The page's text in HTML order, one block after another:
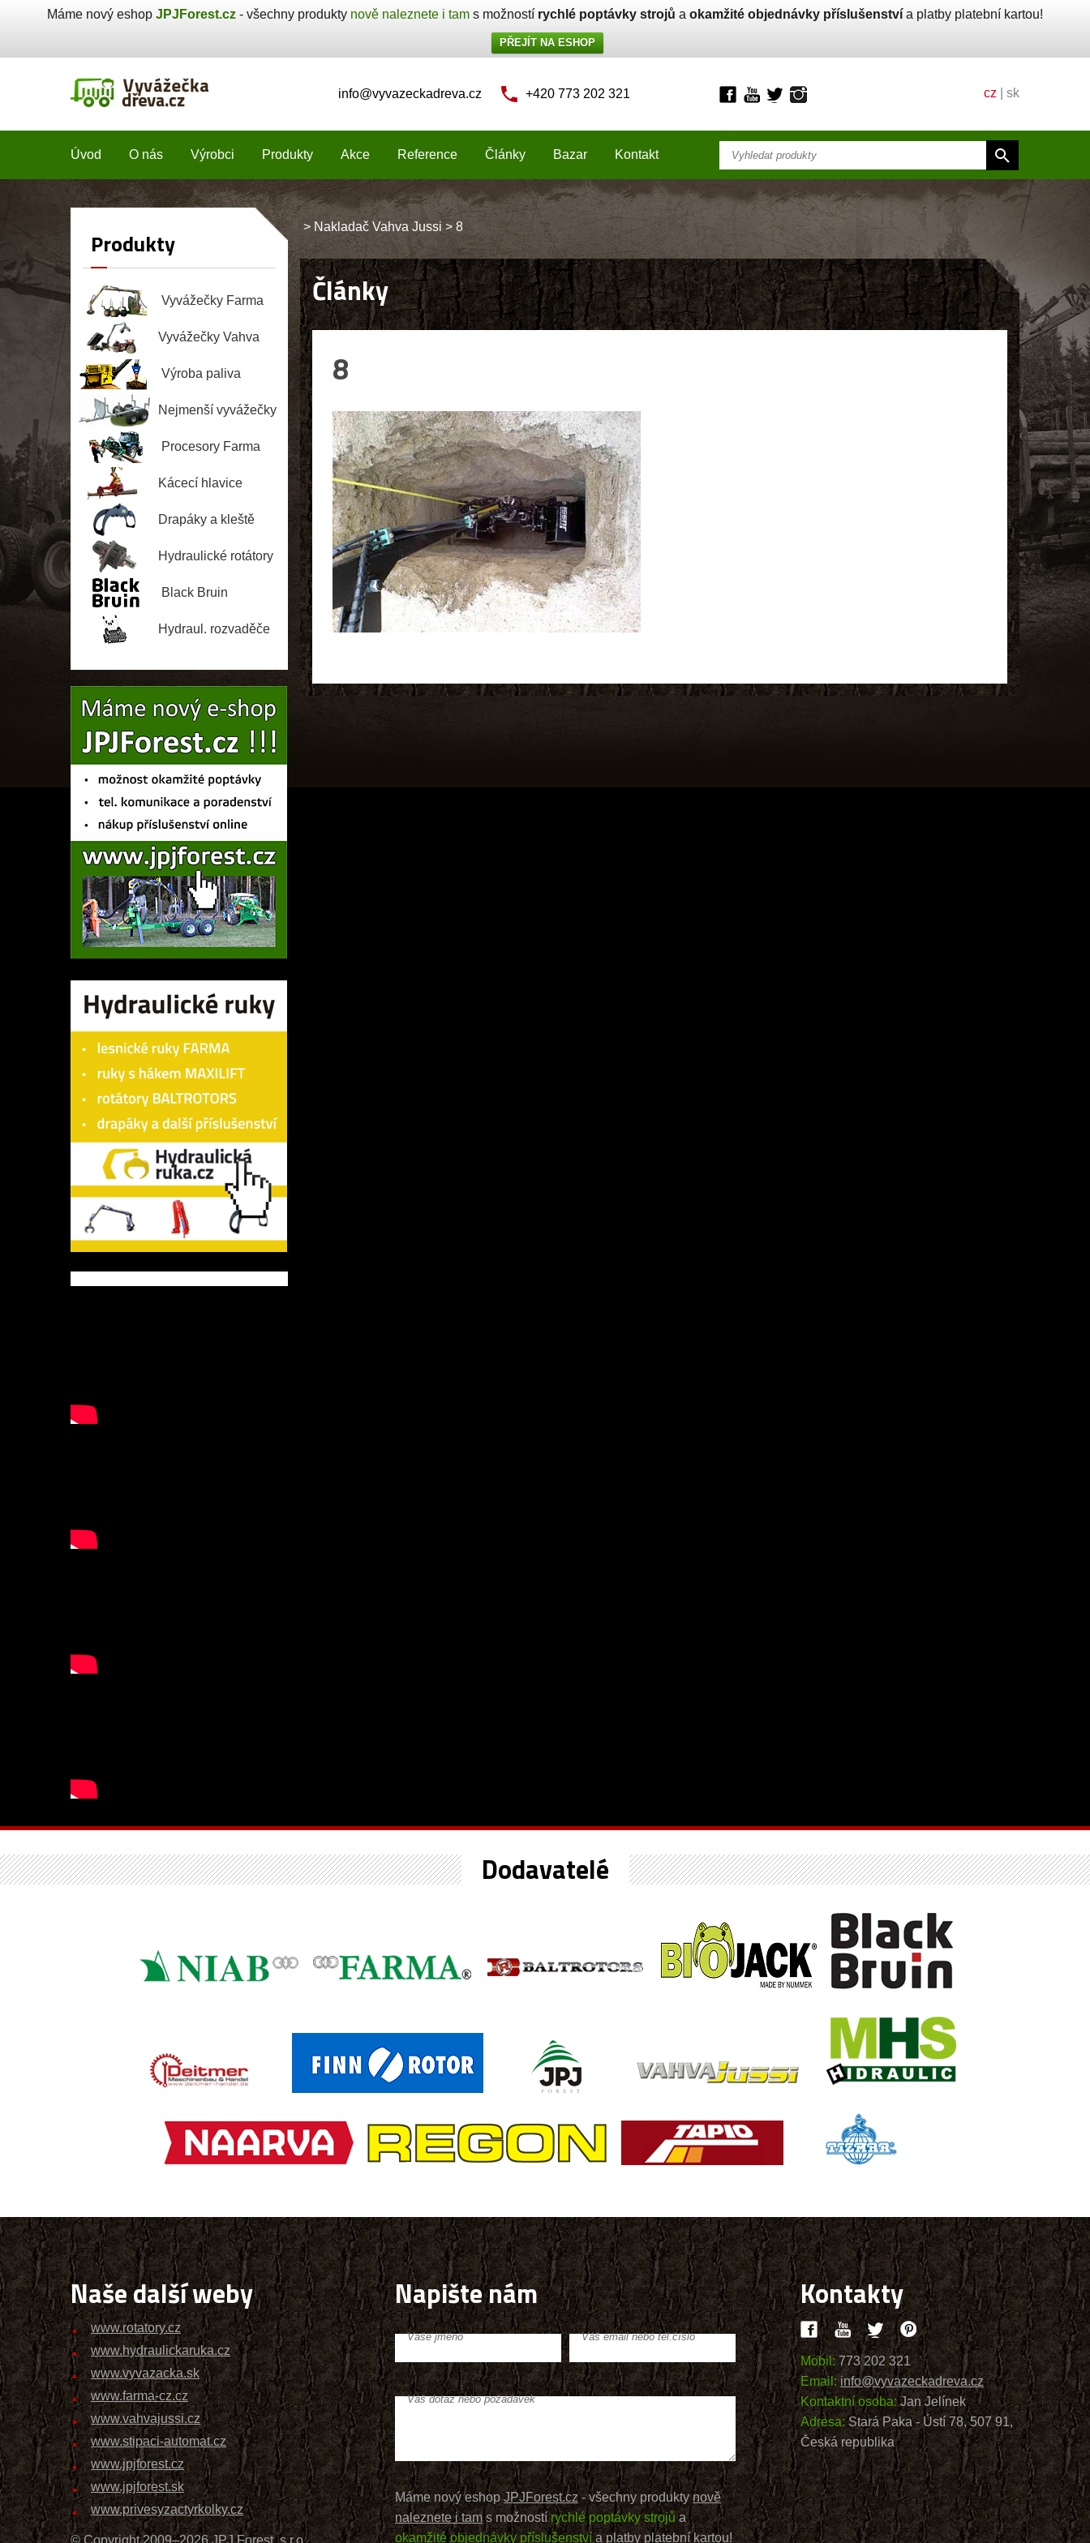
Máme nový eshop JPJForest.cz - všechny produkty nově naleznete i tam s možností rychlé poptávky strojů a okamžité objednávky příslušenství a platby platební kartou!
PŘEJÍT NA ESHOP
info@vyvazeckadreva.cz +420 773 202 321 cz sk
Úvod O nás Výrobci Produkty Akce Reference Články Bazar Kontakt
Produkty
Vyvážečky Farma
Vyvážečky Vahva
Jussi Výroba paliva
Nejmenší vyvážečky
Procesory Farma
Kácecí hlavice
Drapáky a kleště
Hydraulické rotátory
Black Bruin
Hydraul. rozvaděče
> Nakladač Vahva Jussi > 8
Články
8
Dodavatelé
Naše další weby
www.rotatory.cz
www.hydraulickaruka.cz
www.vyvazacka.sk
www.farma-cz.cz
www.vahvajussi.cz
www.stipaci-automat.cz
www.jpjforest.cz
www.jpjforest.sk
www.privesyzactyrkolky.cz
© Copyright 2009–2026 JPJ Forest, s.r.o.
Napište nám
Vaše jméno Váš email nebo tel.číslo
Váš dotaz nebo požadavek
Máme nový eshopJPJForest.cz- všechny produktynově
naleznete i tams možnostírychlé poptávky strojůa
okamžité objednávky příslušenstvía platby platební kartou!
Kontakty
Mobil:773 202 321
Email: info@vyvazeckadreva.cz
Kontaktní osoba:Jan Jelínek
Adresa:Stará Paka - Ústí 78, 507 91,
Česká republika